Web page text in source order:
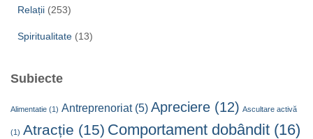
Relații (253)
Spiritualitate (13)
Subiecte
Alimentatie (1) Antreprenoriat(5) Apreciere (12) Ascultare activă
(1) Atracție (15) Comportament dobândit (16)